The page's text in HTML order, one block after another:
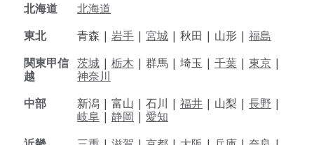
北海道
北海道
東北
青森 | 岩手 | 宮城 | 秋田 | 山形 | 福島
関東甲信
越
茨城 | 栃木 | 群馬 | 埼玉 | 千葉 | 東京 |
神奈川
中部
新潟 | 富山 | 石川 | 福井 | 山梨 | 長野 |
岐阜 | 静岡 | 愛知